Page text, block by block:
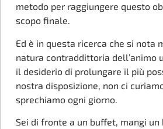
metodo per raggiungere questo
scopo finale.
Ed è in questa ricerca che si nota
natura contraddittoria dell’animo
il desiderio di prolungare il più
nostra disposizione, non ci
sprechiamo ogni giorno.
Sei di fronte a un buffet, mangi un